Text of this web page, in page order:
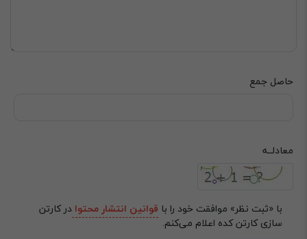
حاصل جمع
‌معادلــه
با «ثبت نظر» موافقت خود را با قوانین انتشار محتوا در کارتن
سازی کارتن کده اعلام می‌کنم.